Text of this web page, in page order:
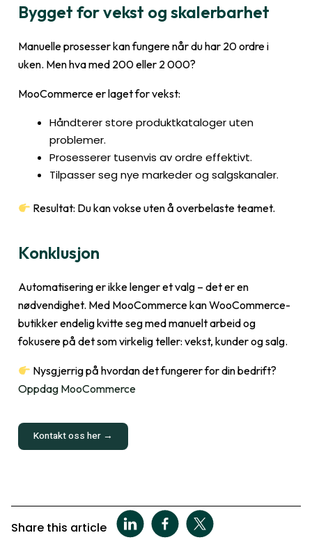
Bygget for vekst og skalerbarhet
Manuelle prosesser kan fungere når du har 20 ordre i
uken. Men hva med 200 eller 2 000?
MooCommerce er laget for vekst:
Håndterer store produktkataloger uten
problemer.
Prosesserer tusenvis av ordre effektivt.
Tilpasser seg nye markeder og salgskanaler.
Resultat: Du kan vokse uten å overbelaste teamet.
Konklusjon
Automatisering er ikke lenger et valg – det er en
nødvendighet. Med MooCommerce kan WooCommerce-
butikker endelig kvitte seg med manuelt arbeid og
fokusere på det som virkelig teller: vekst, kunder og salg.
Nysgjerrig på hvordan det fungerer for din bedrift?
Oppdag MooCommerce
Kontakt oss her →
Share this article